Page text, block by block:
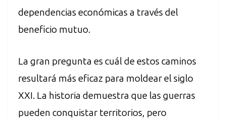
dependencias económicas a través del
beneficio mutuo.
La gran pregunta es cuál de estos caminos
resultará más eficaz para moldear el siglo
XXI. La historia demuestra que las guerras
pueden conquistar territorios, pero